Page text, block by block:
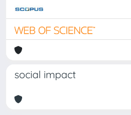
social impact